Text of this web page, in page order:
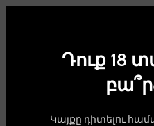
Դուք 18
Կայքը դիտելու